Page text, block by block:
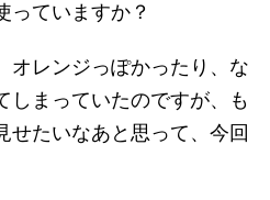
っていますか？
オレンジっぽかったり、な
しまっていたのですが、も
せたいなあと思って、今回